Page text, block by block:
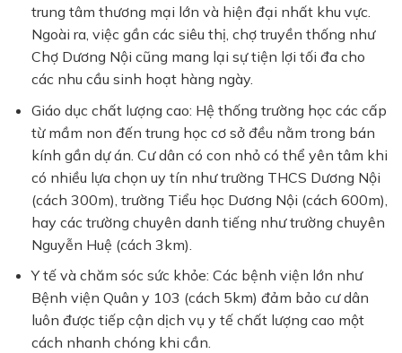
trung tâm thương mại lớn và hiện đại nhất khu vực.
Ngoài ra, việc gần các siêu thị, chợ truyền thống như
Chợ Dương Nội cũng mang lại sự tiện lợi tối đa cho
các nhu cầu sinh hoạt hàng ngày.
Giáo dục chất lượng cao: Hệ thống trường học các cấp
từ mầm non đến trung học cơ sở đều nằm trong bán
kính gần dự án. Cư dân có con nhỏ có thể yên tâm khi
có nhiều lựa chọn uy tín nhưtrường THCS Dương Nội
(cách 300m), trường Tiểu học Dương Nội (cách 600m),
hay các trường chuyên danh tiếng nhưtrường chuyên
Nguyễn Huệ (cách 3km).
Y tế và chăm sóc sức khỏe: Các bệnh viện lớn như
Bệnh viện Quân y 103 (cách 5km) đảm bảo cư dân
luôn được tiếp cận dịch vụ y tế chất lượng cao một
cách nhanh chóng khi cần.